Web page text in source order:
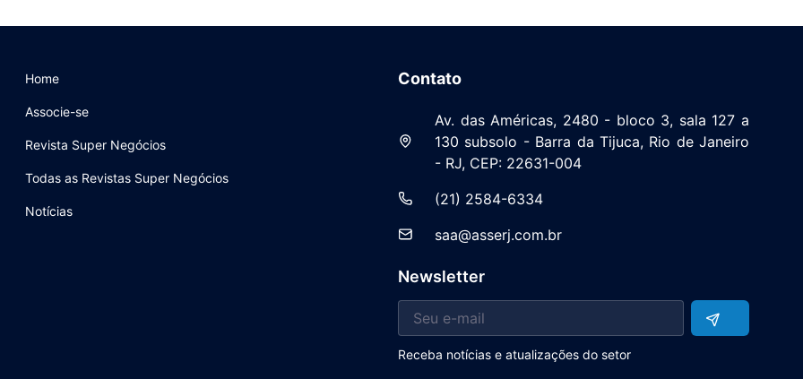
Home
Associe-se
Revista Super Negócios
Todas as Revistas Super Negócios
Notícias
Contato
Av. das Américas, 2480 - bloco 3, sala 127 a
130 subsolo - Barra da Tijuca, Rio de Janeiro
- RJ, CEP: 22631-004
(21) 2584-6334
saa@asserj.com.br
Newsletter
Receba notícias e atualizações do setor